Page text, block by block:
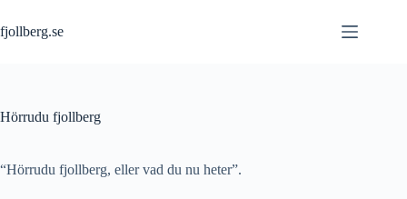
to
content
fjollberg.se
Hörrudu fjollberg
“Hörrudu fjollberg, eller vad du nu heter”.